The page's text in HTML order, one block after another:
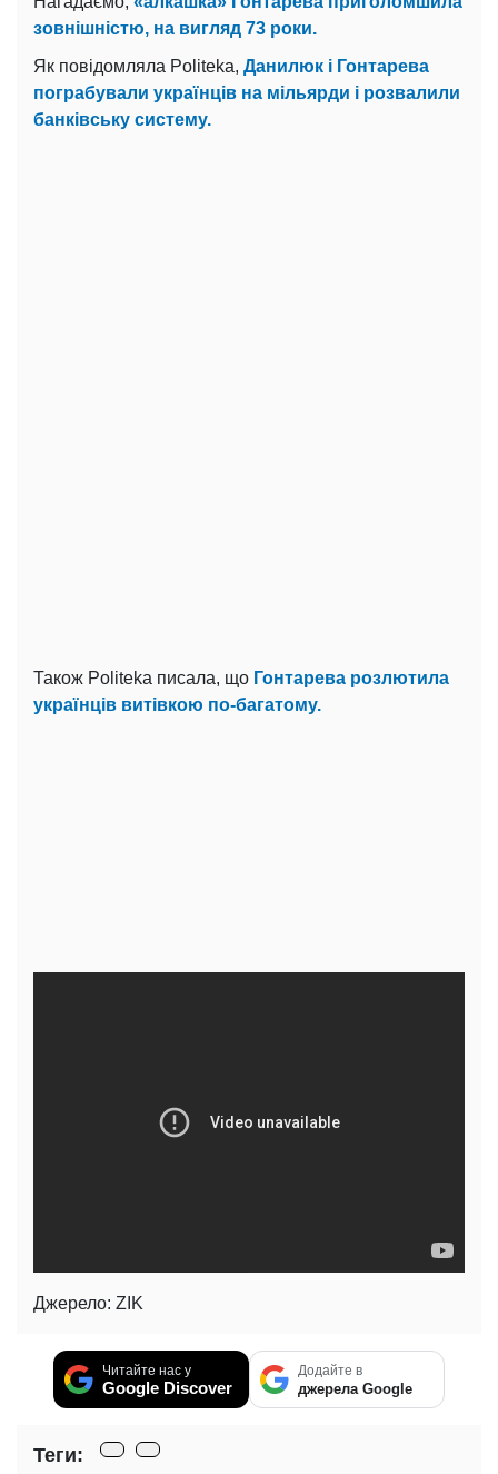
зовнішністю, на вигляд 73 роки.
Як повідомляла Politeka, Данилюк і Гонтарева
пограбували українців на мільярди і розвалили
банківську систему.
Також Politeka писала, що Гонтарева розлютила
українців витівкою по-багатому.
Джерело: ZIK
Читайте нас у
Google Discover
Додайте в
джерела Google
Теги: